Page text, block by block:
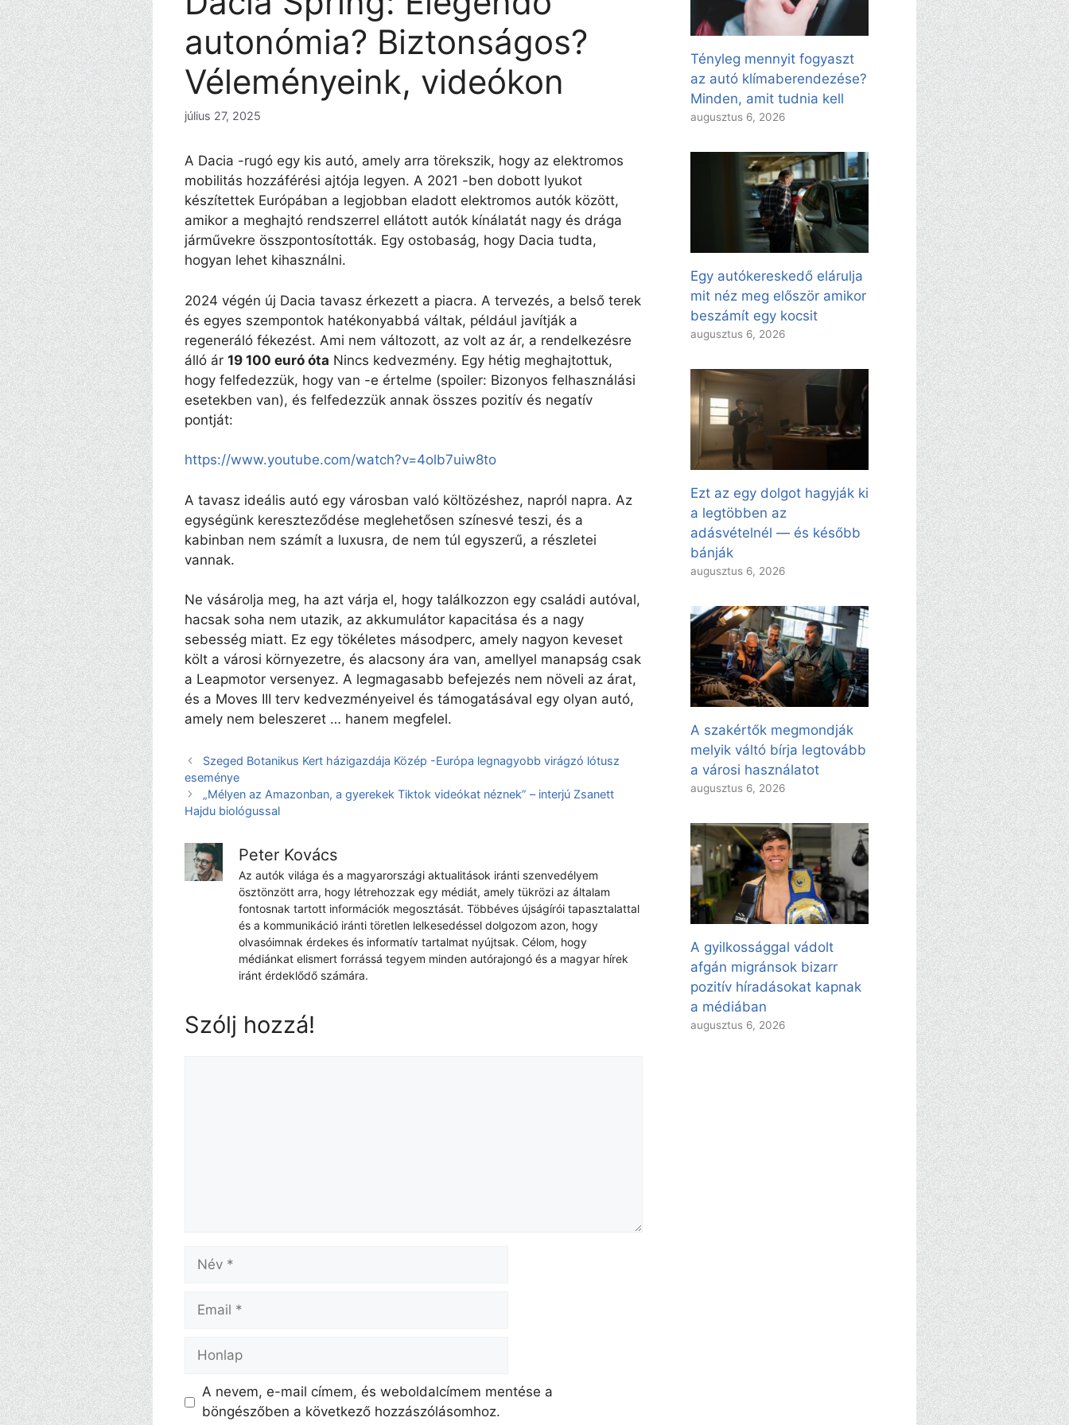
autonómia? Biztonságos?
Véleményeink, videókon
július 27, 2025
A Dacia -rugó egy kis autó, amely arra törekszik, hogy az elektromos
mobilitás hozzáférési ajtója legyen. A 2021 -ben dobott lyukot
készítettek Európában a legjobban eladott elektromos autók között,
amikor a meghajtó rendszerrel ellátott autók kínálatát nagy és drága
járművekre összpontosították. Egy ostobaság, hogy Dacia tudta,
hogyan lehet kihasználni.
2024 végén új Dacia tavasz érkezett a piacra. A tervezés, a belső terek
és egyes szempontok hatékonyabbá váltak, például javítják a
regeneráló fékezést. Ami nem változott, az volt az ár, a rendelkezésre
álló ár 19 100 euró óta Nincs kedvezmény. Egy hétig meghajtottuk,
hogy felfedezzük, hogy van -e értelme (spoiler: Bizonyos felhasználási
esetekben van), és felfedezzük annak összes pozitív és negatív
pontját:
https://www.youtube.com/watch?v=4olb7uiw8to
A tavasz ideális autó egy városban való költözéshez, napról napra. Az
egységünk kereszteződése meglehetősen színesvé teszi, és a
kabinban nem számít a luxusra, de nem túl egyszerű, a részletei
vannak.
Ne vásárolja meg, ha azt várja el, hogy találkozzon egy családi autóval,
hacsak soha nem utazik, az akkumulátor kapacitása és a nagy
sebesség miatt. Ez egy tökéletes másodperc, amely nagyon keveset
költ a városi környezetre, és alacsony ára van, amellyel manapság csak
a Leapmotor versenyez. A legmagasabb befejezés nem növeli az árat,
és a Moves III terv kedvezményeivel és támogatásával egy olyan autó,
amely nem beleszeret … hanem megfelel.
Szeged Botanikus Kert házigazdája Közép -Európa legnagyobb virágzó lótusz
eseménye
„Mélyen az Amazonban, a gyerekek Tiktok videókat néznek” – interjú Zsanett
Hajdu biológussal
Peter Kovács
Az autók világa és a magyarországi aktualitások iránti szenvedélyem
ösztönzött arra, hogy létrehozzak egy médiát, amely tükrözi az általam
fontosnak tartott információk megosztását. Többéves újságírói tapasztalattal
és a kommunikáció iránti töretlen lelkesedéssel dolgozom azon, hogy
olvasóimnak érdekes és informatív tartalmat nyújtsak. Célom, hogy
médiánkat elismert forrássá tegyem minden autórajongó és a magyar hírek
iránt érdeklődő számára.
Szólj hozzá!
Név
Email
Honlap
A nevem, e-mail címem, és weboldalcímem mentése a
böngészőben a következő hozzászólásomhoz.
Tényleg mennyit fogyaszt
az autó klímaberendezése?
Minden, amit tudnia kell
augusztus 6, 2026
Egy autókereskedő elárulja
mit néz meg először amikor
beszámít egy kocsit
augusztus 6, 2026
Ezt az egy dolgot hagyják ki
a legtöbben az
adásvételnél — és később
bánják
augusztus 6, 2026
A szakértők megmondják
melyik váltó bírja legtovább
a városi használatot
augusztus 6, 2026
A gyilkossággal vádolt
afgán migránsok bizarr
pozitív híradásokat kapnak
a médiában
augusztus 6, 2026